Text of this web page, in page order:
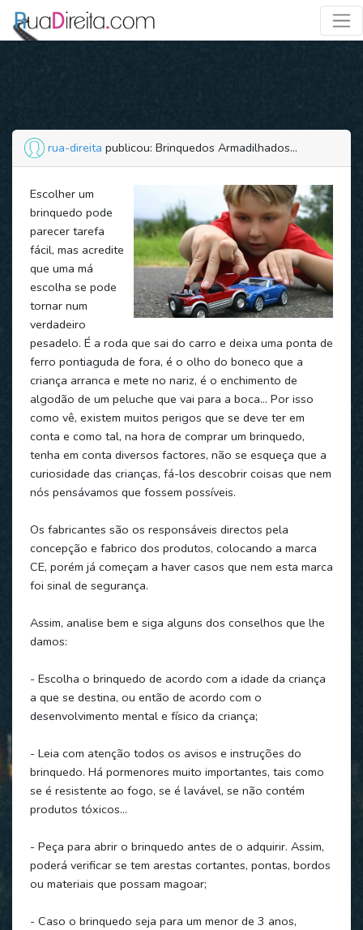
rua-direita publicou: Brinquedos Armadilhados...
Escolher um
brinquedo pode
parecer tarefa
fácil, mas acredite
que uma má
escolha se pode
tornar num
verdadeiro
pesadelo. É a roda que sai do carro e deixa uma ponta de
ferro pontiaguda de fora, é o olho do boneco que a
criança arranca e mete no nariz, é o enchimento de
algodão de um peluche que vai para a boca… Por isso
como vê, existem muitos perigos que se deve ter em
conta e como tal, na hora de comprar um brinquedo,
tenha em conta diversos factores, não se esqueça que a
curiosidade das crianças, fá-los descobrir coisas que nem
nós pensávamos que fossem possíveis.
Os fabricantes são os responsáveis directos pela
concepção e fabrico dos produtos, colocando a marca
CE, porém já começam a haver casos que nem esta marca
foi sinal de segurança.
Assim, analise bem e siga alguns dos conselhos que lhe
damos:
- Escolha o brinquedo de acordo com a idade da criança
a que se destina, ou então de acordo com o
desenvolvimento mental e físico da criança;
- Leia com atenção todos os avisos e instruções do
brinquedo. Há pormenores muito importantes, tais como
se é resistente ao fogo, se é lavável, se não contém
produtos tóxicos…
- Peça para abrir o brinquedo antes de o adquirir. Assim,
poderá verificar se tem arestas cortantes, pontas, bordos
ou materiais que possam magoar;
- Caso o brinquedo seja para um menor de 3 anos,